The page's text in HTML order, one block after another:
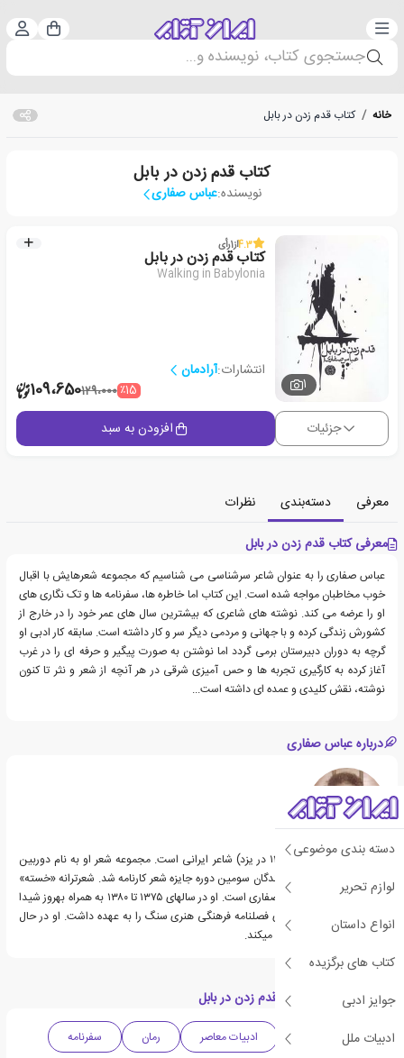
دسته‌بندی سبد
جستجوی کتاب، نویسنده و...
دسته بندی موضوعی
لوازم تحریر
انواع داستان
کتاب های برگزیده
جوایز ادبی
ادبیات ملل
خانه / کتاب قدم زدن در بابل
کتاب قدم زدن در بابل
نویسنده:عباس صفاری
1
4.3از1رأی
کتاب قدم زدن در بابل
Walking in Babylonia
انتشارات:آرادمان
٪15129،000109،650
جزئیات افزودن به سبد
معرفی دسته‌بندی
نظرات
معرفی کتاب قدم زدن در بابل
عباس صفاری را به عنوان شاعر سرشناسی می شناسیم که مجموعه شعرهایش با اقبال
خوب مخاطبان مواجه شده است. این کتاب اما خاطره ها، سفرنامه ها و تک نگاری های
او را عرضه می کند. نوشته های شاعری که بیشترین سال های عمر خود را در خارج از
کشورش زندگی کرده و با جهانی و مردمی دیگر سر و کار داشته است. سابقه کار ادبی او
گرچه به دوران دبیرستان برمی گردد اما نوشتن به صورت پیگیر و حرفه ای را در غرب
آغاز کرده به کارگیری تجربه ها و حس آمیزی شرقی در هر آنچه از شعر و نثر تا کنون
نوشته، نقش کلیدی و عمده ای داشته است...
درباره عباس صفاری
عباس صفاری (متولد ۱۳۳۰ در یزد) شاعر ایرانی است. مجموعه شعر او به نام دوربین
قدیمی در سال ۱۳۸۲ از برندگان سومین دوره جایزه شعر کارنامه شد. شعرترانه «خسته»
از فرهاد مهراد نیز سروده صفاری است. او در سالهای ۱۳۷۵ تا ۱۳۸۰ به همراه بهروز شیدا
و حسین نوشآذر سردبیری فصلنامه فرهنگی هنری سنگ را به عهده داشت. او در حال
حاضر در لسآنجلس زندگی میکند.
دسته بندی های کتاب قدم زدن در بابل
ادبیات داستانی ادبیات معاصر رمان
سفرنامه